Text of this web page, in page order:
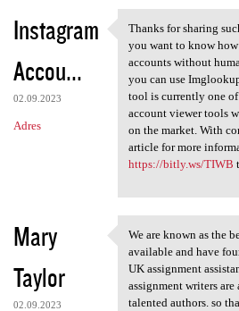
Instagram
Accou...
02.09.2023
Adres
Thanks for
Thanks for sharing
you want to know
accounts without
you can use
tool is currently one
account viewer tools
on the market. With
article for more
https://bitly.ws/TIWB
Mary
Taylor
02.09.2023
We are known as
We are known as the
available and have
UK assignment
assignment writers
talented authors. so